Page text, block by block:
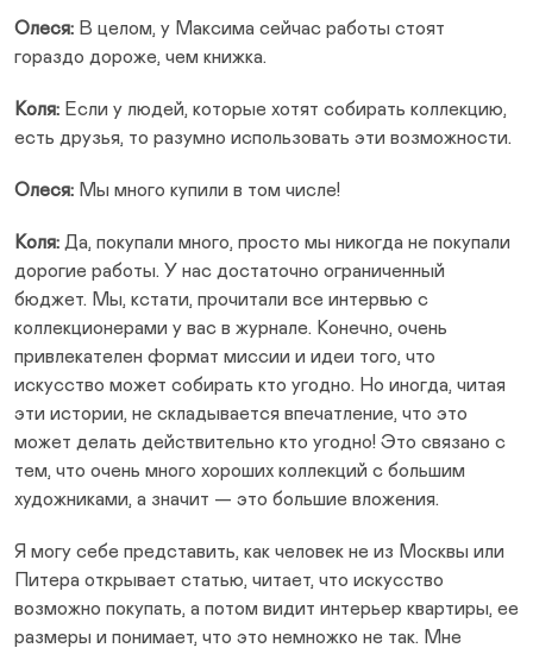
Олеся: В целом, у Максима сейчас работы стоят
гораздо дороже, чем книжка.
Коля: Если у людей, которые хотят собирать коллекцию,
есть друзья, то разумно использовать эти возможности.
Олеся: Мы много купили в том числе!
Коля: Да, покупали много, просто мы никогда не покупали
дорогие работы. У нас достаточно ограниченный
бюджет. Мы, кстати, прочитали все интервью с
коллекционерами у вас в журнале. Конечно, очень
привлекателен формат миссии и идеи того, что
искусство может собирать кто угодно. Но иногда, читая
эти истории, не складывается впечатление, что это
может делать действительно кто угодно! Это связано с
тем, что очень много хороших коллекций с большим
художниками, а значит — это большие вложения.
Я могу себе представить, как человек не из Москвы или
Питера открывает статью, читает, что искусство
возможно покупать, а потом видит интерьер квартиры, ее
размеры и понимает, что это немножко не так. Мне